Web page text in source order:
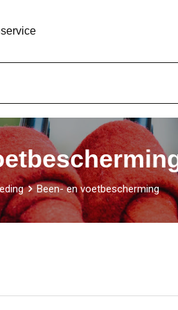
Been- en voetbescherming